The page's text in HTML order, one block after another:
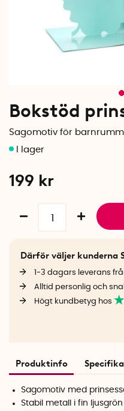
Bokstöd
Sagomotiv för
199 kr
Därför väljer kunderna
1-3 dagars leverans
Alltid personlig och
Högt kundbetyg hos
Produktinfo
Sagomotiv med
Stabil metall i fin